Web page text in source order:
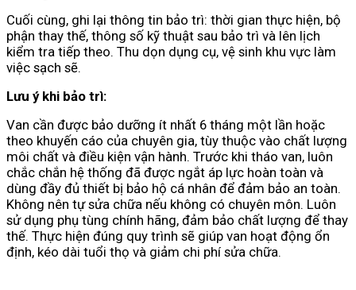
Cuối cùng, ghi lại thông tin bảo trì: thời gian thực hiện, bộ
phận thay thế, thông số kỹ thuật sau bảo trì và lên lịch
kiểm tra tiếp theo. Thu dọn dụng cụ, vệ sinh khu vực làm
việc sạch sẽ.
Lưu ý khi bảo trì:
Van cần được bảo dưỡng ít nhất 6 tháng một lần hoặc
theo khuyến cáo của chuyên gia, tùy thuộc vào chất lượng
môi chất và điều kiện vận hành. Trước khi tháo van, luôn
chắc chắn hệ thống đã được ngắt áp lực hoàn toàn và
dùng đầy đủ thiết bị bảo hộ cá nhân để đảm bảo an toàn.
Không nên tự sửa chữa nếu không có chuyên môn. Luôn
sử dụng phụ tùng chính hãng, đảm bảo chất lượng để thay
thế. Thực hiện đúng quy trình sẽ giúp van hoạt động ổn
định, kéo dài tuổi thọ và giảm chi phí sửa chữa.